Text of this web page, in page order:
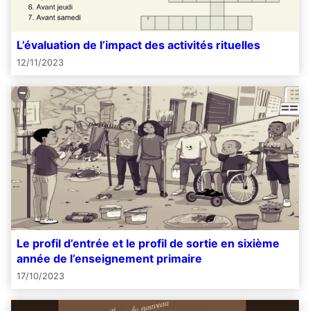
L’évaluation de l’impact des activités rituelles
12/11/2023
Le profil d’entrée et le profil de sortie en sixième
année de l’enseignement primaire
17/10/2023